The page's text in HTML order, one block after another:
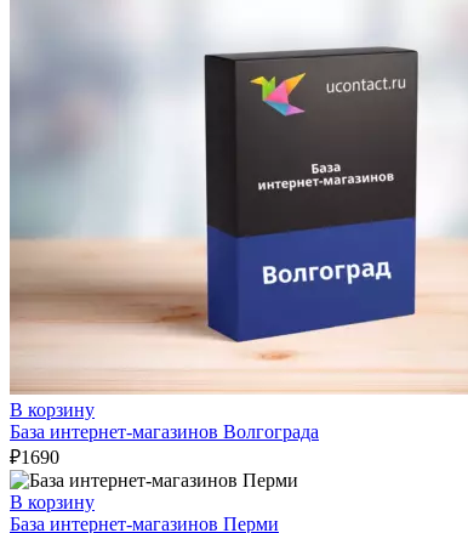
В корзину
База интернет-магазинов Волгограда
₽1690
В корзину
База интернет-магазинов Перми